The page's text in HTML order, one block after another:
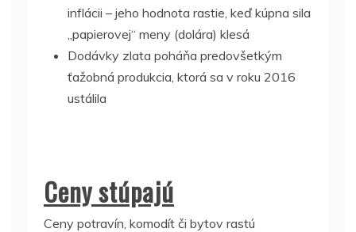
inflácii – jeho hodnota rastie, keď kúpna sila
,,papierovej“ meny (dolára) klesá
Dodávky zlata poháňa predovšetkým
ťažobná produkcia, ktorá sa v roku 2016
ustálila
Ceny stúpajú
Ceny potravín, komodít či bytov rastú